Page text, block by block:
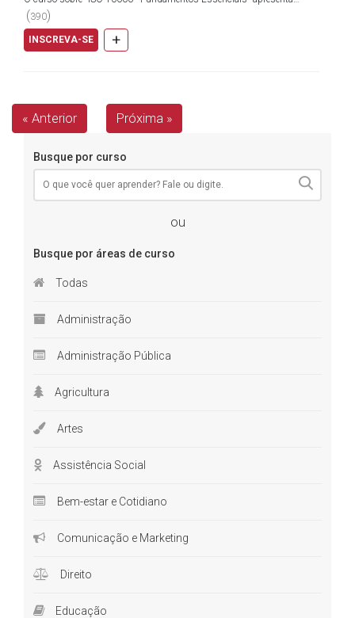
conteúdo relacionado ao controle de qualidade referen...
(390)
INSCREVA-SE +
« Anterior Próxima »
Busque por curso
ou
Busque por áreas de curso
Todas
Administração
Administração Pública
Agricultura
Artes
Assistência Social
Bem-estar e Cotidiano
Comunicação e Marketing
Direito
Educação